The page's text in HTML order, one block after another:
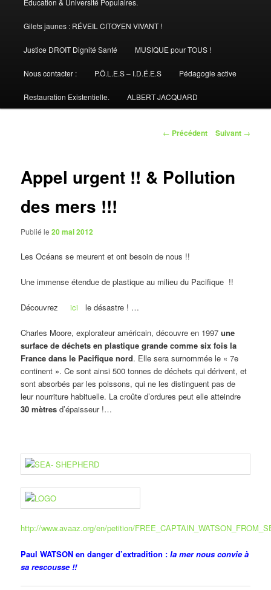
Gilets jaunes : RÉVEIL CITOYEN VIVANT !
Justice DROIT Dignité Santé MUSIQUE pour TOUS !
Nous contacter : P.Ô.L.E.S – I.D.É.E.S Pédagogie active
Restauration Existentielle. ALBERT JACQUARD
Navigation
← Précédent Suivant →
Appel urgent !! & Pollution
des mers !!!
Publié le20 mai 2012
Les Océans se meurent et ont besoin de nous !!
Une immense étendue de plastique au milieu du Pacifique !!
Découvrezici le désastre ! …
Charles Moore, explo­ra­teur amé­ri­cain, découvre en 1997 une
sur­face de déchets en plas­tique grande comme six fois la
France dans le Pacifique nord. Elle sera sur­nom­mée le « 7e
conti­nent ». Ce sont ainsi 500 tonnes de déchets qui dérivent, et
sont absor­bés par les pois­sons, qui ne les dis­tinguent pas de
leur nour­ri­ture habi­tuelle. La croûte d’ordures peut elle atteindre
30 mètres d’épaisseur !…
http://www.avaaz.org/en/petition/
Paul WATSON en danger d’extradition : la mer nous convie à
sa rescousse !!